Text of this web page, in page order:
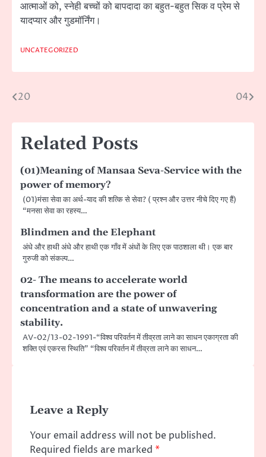
आत्माओं को, स्नेही बच्चों को बापदादा का बहुत-बहुत सिक व प्रेम से
यादप्यार और गुडमॉर्निंग।
UNCATEGORIZED
Post
navigation
20 04
Related Posts
(01)Meaning of Mansaa Seva-Service with the
power of memory?
(01)मंसा सेवा का अर्थ-याद की शत्कि से सेवा? ( प्रश्न और उत्तर नीचे दिए गए हैं)
“मनसा सेवा का रहस्य…
Blindmen and the Elephant
अंधे और हाथी अंधे और हाथी एक गाँव में अंधों के लिए एक पाठशाला थी। एक बार
गुरुजी को संकल्प…
02- The means to accelerate world
transformation are the power of
concentration and a state of unwavering
stability.
AV-02/13-02-1991-“विश्व परिवर्तन में तीव्रता लाने का साधन एकाग्रता की
शक्ति एवं एकरस स्थिति” “विश्व परिवर्तन में तीव्रता लाने का साधन…
Leave a Reply
Your email address will not be published.
Required fields are marked *